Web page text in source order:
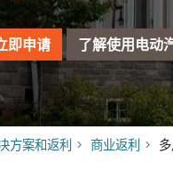
即申请 了解使用电动
方案和返利 商业返利